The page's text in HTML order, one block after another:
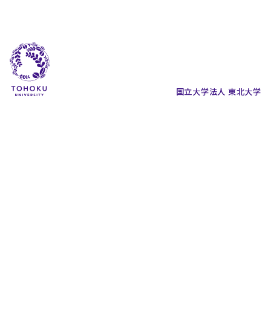
国立大学法人 東北大学